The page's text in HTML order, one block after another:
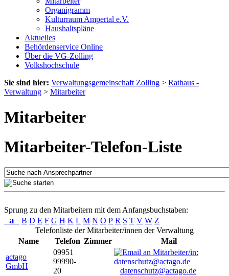
Organigramm
Kulturraum Ampertal e.V.
Haushaltspläne
Aktuelles
Behördenservice Online
Über die VG-Zolling
Volkshochschule
Sie sind hier: Verwaltungsgemeinschaft Zolling > Rathaus -
Verwaltung > Mitarbeiter
Mitarbeiter
Mitarbeiter-Telefon-Liste
Sprung zu den Mitarbeitern mit dem Anfangsbuchstaben:
a B D E F G H K L M N O P R S T V W Z
Telefonliste der Mitarbeiter/innen der Verwaltung
Name
Telefon Zimmer
Mail
actago
GmbH
09951
99990-
20
datenschutz@actago.de